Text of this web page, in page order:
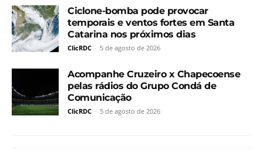
Ciclone-bomba pode provocar
temporais e ventos fortes em Santa
Catarina nos próximos dias
ClicRDC - 5 de agosto de 2026
Acompanhe Cruzeiro x Chapecoense
pelas rádios do Grupo Condá de
Comunicação
ClicRDC - 5 de agosto de 2026